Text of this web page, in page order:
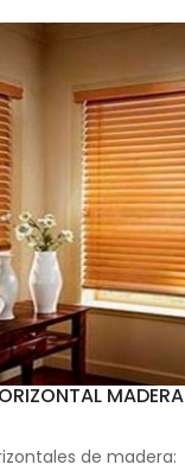
MADERA
de madera: